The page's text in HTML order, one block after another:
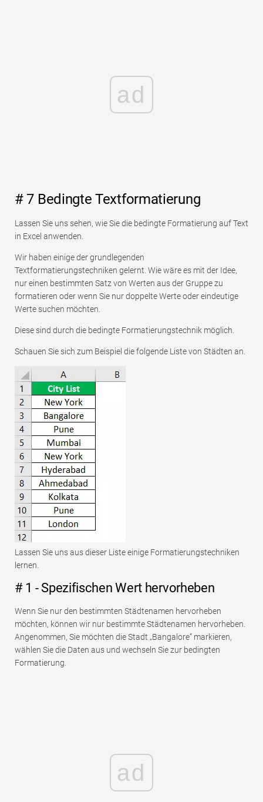
ad
# 7 Bedingte Textformatierung
Lassen Sie uns sehen, wie Sie die bedingte Formatierung auf Text
in Excel anwenden.
Wir haben einige der grundlegenden
Textformatierungstechniken gelernt. Wie wäre es mit der Idee,
nur einen bestimmten Satz von Werten aus der Gruppe zu
formatieren oder wenn Sie nur doppelte Werte oder eindeutige
Werte suchen möchten.
Diese sind durch die bedingte Formatierungstechnik möglich.
Schauen Sie sich zum Beispiel die folgende Liste von Städten an.
Lassen Sie uns aus dieser Liste einige Formatierungstechniken
lernen.
# 1 - Spezifischen Wert hervorheben
Wenn Sie nur den bestimmten Städtenamen hervorheben
möchten, können wir nur bestimmte Städtenamen hervorheben.
Angenommen, Sie möchten die Stadt „Bangalore“ markieren,
wählen Sie die Daten aus und wechseln Sie zur bedingten
Formatierung.
ad